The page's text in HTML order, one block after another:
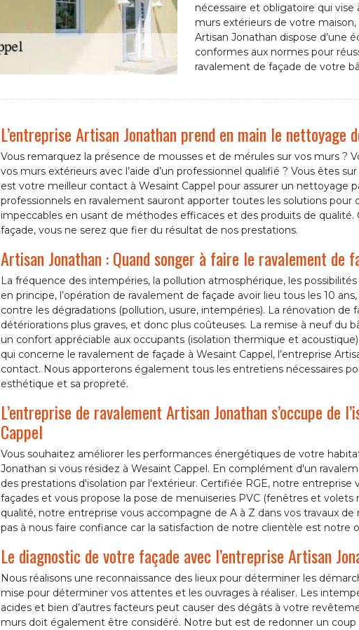
nécessaire et obligatoire qui vise
murs extérieurs de votre
Artisan Jonathan dispose d’une
conformes aux normes pour
ravalement de façade de votre
L’entreprise Artisan Jonathan prend en main le nettoyage
Vous remarquez la présence de mousses et de mérules sur vos murs ?
vos murs extérieurs avec l’aide d’un professionnel qualifié ? Vous êtes
est votre meilleur contact à Wesaint Cappel pour assurer un nettoyage
professionnels en ravalement sauront apporter toutes les solutions pour
impeccables en usant de méthodes efficaces et des produits de qualité.
façade, vous ne serez que fier du résultat de nos prestations.
Artisan Jonathan : Quand songer à faire le ravalement de
La fréquence des intempéries, la pollution atmosphérique, les
en principe, l’opération de ravalement de façade avoir lieu tous les 10
contre les dégradations (pollution, usure, intempéries). La rénovation
détériorations plus graves, et donc plus coûteuses. La remise à neuf du
un confort appréciable aux occupants (isolation thermique et
qui concerne le ravalement de façade à Wesaint Cappel, l’entreprise
contact. Nous apporterons également tous les entretiens nécessaires
esthétique et sa propreté.
L’entreprise de ravalement Artisan Jonathan s’occupe de
Cappel
Vous souhaitez améliorer les performances énergétiques de votre
Jonathan si vous résidez à Wesaint Cappel. En complément d'un
des prestations d'isolation par l'extérieur. Certifiée RGE, notre entreprise
façades et vous propose la pose de menuiseries PVC (fenêtres et volets
qualité, notre entreprise vous accompagne de A à Z dans vos travaux
pas à nous faire confiance car la satisfaction de notre clientèle est notre
Le diagnostic de votre façade avec l’entreprise Artisan
Nous réalisons une reconnaissance des lieux pour déterminer les
mise pour déterminer vos attentes et les ouvrages à réaliser. Les
acides et bien d’autres facteurs peut causer des dégâts à votre
murs doit également être considéré. Notre but est de redonner un